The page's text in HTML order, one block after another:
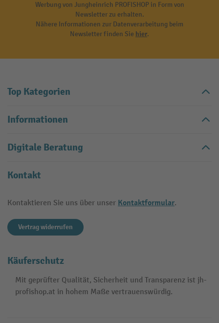
Werbung von Jungheinrich PROFISHOP in Form von
Newsletter zu erhalten.
Nähere Informationen zur Datenverarbeitung beim
Newsletter finden Sie hier.
Top Kategorien
Informationen
Digitale Beratung
Kontakt
Kontaktieren Sie uns über unser Kontaktformular.
Vertrag widerrufen
Käuferschutz
Mit geprüfter Qualität, Sicherheit und Transparenz ist jh-
profishop.at in hohem Maße vertrauenswürdig.